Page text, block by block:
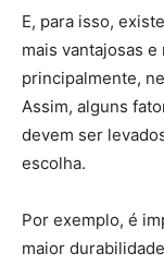
E, para isso,
mais vantajosas
principalmente,
Assim, alguns
devem ser
escolha.
Por exemplo, é
maior